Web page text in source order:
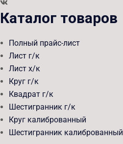
Каталог товаров
Полный прайс-лист
Лист г/к
Лист х/к
Круг г/к
Квадрат г/к
Шестигранник г/к
Круг калиброванный
Шестигранник калиброванный